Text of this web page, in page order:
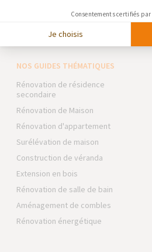
Conditions générales
Mentions légales
NOS GUIDES THÉMATIQUES
Rénovation de résidence
secondaire
Rénovation de Maison
Rénovation d'appartement
Surélévation de maison
Construction de véranda
Extension en bois
Rénovation de salle de bain
Aménagement de combles
Rénovation énergétique
Consentements certifiés par
Je choisis